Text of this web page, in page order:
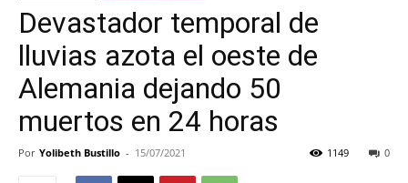
Devastador temporal de
lluvias azota el oeste de
Alemania dejando 50
muertos en 24 horas
Por Yolibeth Bustillo - 15/07/2021 0
1149